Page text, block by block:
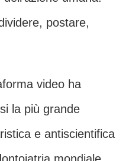
postare,
video ha
la più grande
e antiscientifica